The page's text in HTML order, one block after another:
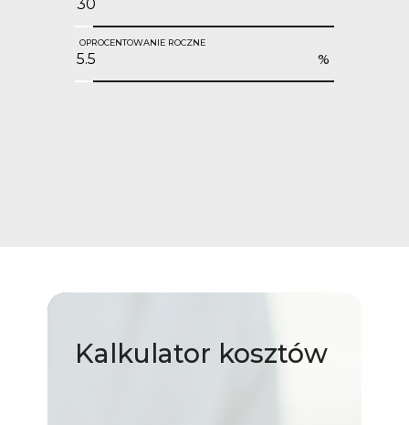
OPROCENTOWANIE ROCZNE
%
Kalkulator kosztów